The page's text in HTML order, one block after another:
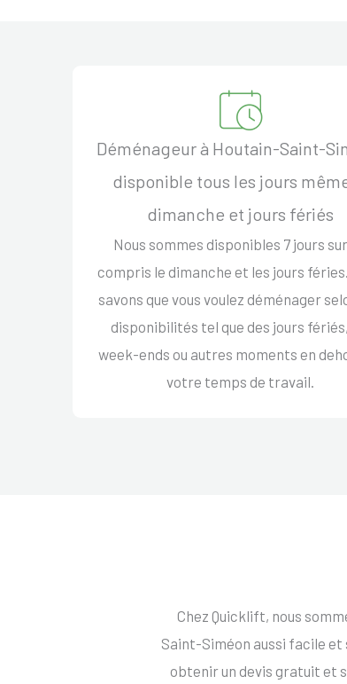
Déménageur à Houtain-Saint-
disponible tous les jours
dimanche et jours fériés
Nous sommes disponibles 7 jours
compris le dimanche et les jours
savons que vous voulez déménager
disponibilités tel que des jours
week-ends ou autres moments en
votre temps de travail.
Chez Quicklift, nous
Saint-Siméon aussi facile
obtenir un devis gratuit et